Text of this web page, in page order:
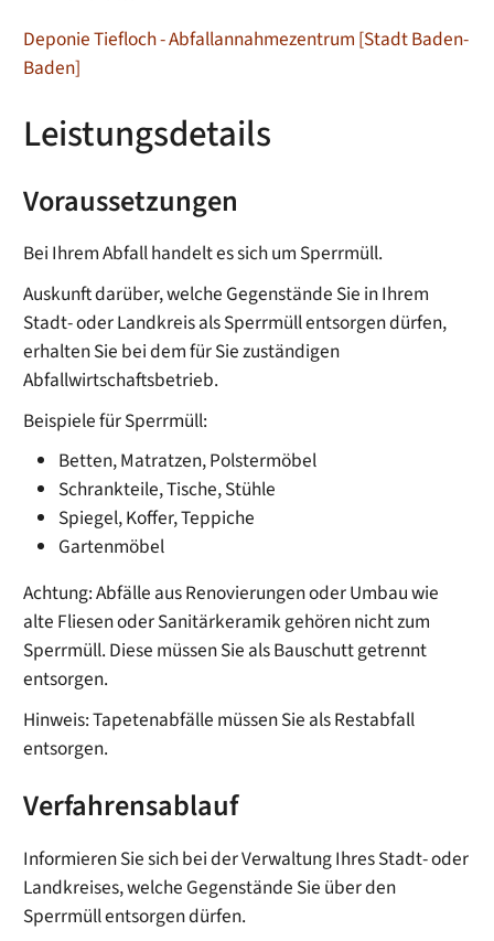
Deponie Tiefloch - Abfallannahmezentrum [Stadt Baden-
Baden]
Leistungsdetails
Voraussetzungen
Bei Ihrem Abfall handelt es sich um Sperrmüll.
Auskunft darüber, welche Gegenstände Sie in Ihrem
Stadt- oder Landkreis als Sperrmüll entsorgen dürfen,
erhalten Sie bei dem für Sie zuständigen
Abfallwirtschaftsbetrieb.
Beispiele für Sperrmüll:
Betten, Matratzen, Polstermöbel
Schrankteile, Tische, Stühle
Spiegel, Koffer, Teppiche
Gartenmöbel
Achtung: Abfälle aus Renovierungen oder Umbau wie
alte Fliesen oder Sanitärkeramik gehören nicht zum
Sperrmüll. Diese müssen Sie als Bauschutt getrennt
entsorgen.
Hinweis: Tapetenabfälle müssen Sie als Restabfall
entsorgen.
Verfahrensablauf
Informieren Sie sich bei der Verwaltung Ihres Stadt- oder
Landkreises, welche Gegenstände Sie über den
Sperrmüll entsorgen dürfen.